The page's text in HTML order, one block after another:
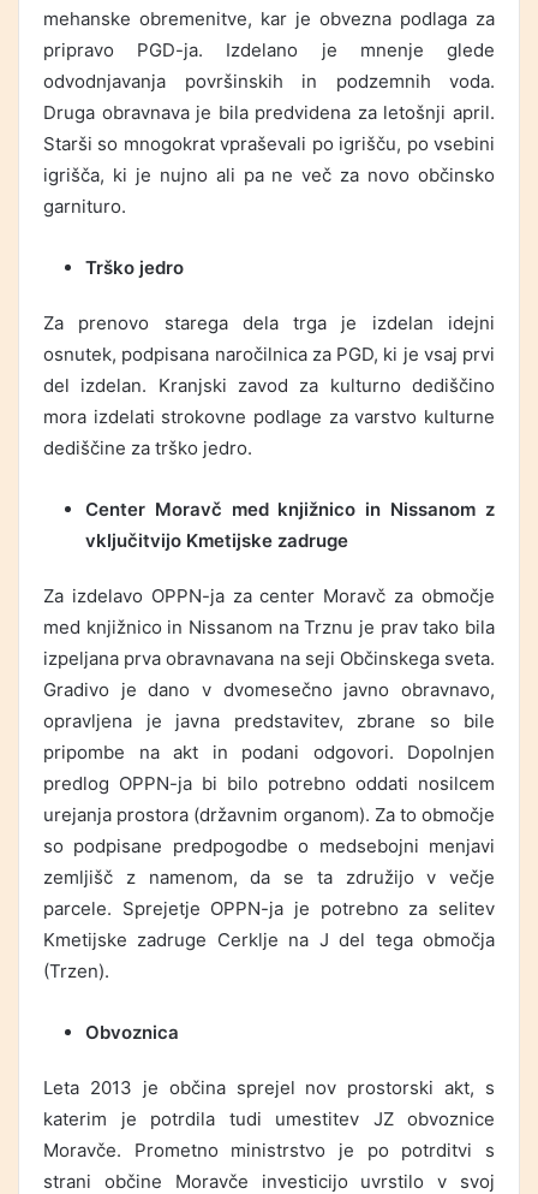
mehanske obremenitve, kar je obvezna podlaga za
pripravo PGD-ja. Izdelano je mnenje glede
odvodnjavanja površinskih in podzemnih voda.
Druga obravnava je bila predvidena za letošnji april.
Starši so mnogokrat vpraševali po igrišču, po vsebini
igrišča, ki je nujno ali pa ne več za novo občinsko
garnituro.
Trško jedro
Za prenovo starega dela trga je izdelan idejni
osnutek, podpisana naročilnica za PGD, ki je vsaj prvi
del izdelan. Kranjski zavod za kulturno dediščino
mora izdelati strokovne podlage za varstvo kulturne
dediščine za trško jedro.
Center Moravč med knjižnico in Nissanom z
vključitvijo Kmetijske zadruge
Za izdelavo OPPN-ja za center Moravč za območje
med knjižnico in Nissanom na Trznu je prav tako bila
izpeljana prva obravnavana na seji Občinskega sveta.
Gradivo je dano v dvomesečno javno obravnavo,
opravljena je javna predstavitev, zbrane so bile
pripombe na akt in podani odgovori. Dopolnjen
predlog OPPN-ja bi bilo potrebno oddati nosilcem
urejanja prostora (državnim organom). Za to območje
so podpisane predpogodbe o medsebojni menjavi
zemljišč z namenom, da se ta združijo v večje
parcele. Sprejetje OPPN-ja je potrebno za selitev
Kmetijske zadruge Cerklje na J del tega območja
(Trzen).
Obvoznica
Leta 2013 je občina sprejel nov prostorski akt, s
katerim je potrdila tudi umestitev JZ obvoznice
Moravče. Prometno ministrstvo je po potrditvi s
strani občine Moravče investicijo uvrstilo v svoj